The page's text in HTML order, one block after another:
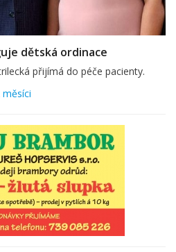
dětská ordinace
přijímá do péče pacienty.